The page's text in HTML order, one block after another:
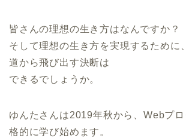
皆さんの理想の生き方はなんですか？
そして理想の生き方を実現するために
道から飛び出す決断は
できるでしょうか。
ゆんたさんは2019年秋から、Webプ
格的に学び始めます。